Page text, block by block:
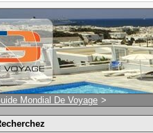
Mondial De Voyage >